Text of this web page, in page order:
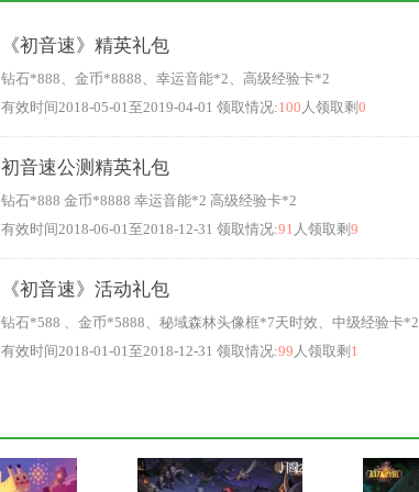
《初音速》精英礼包
钻石*888、金币*8888、幸运音能*2、高级经验卡*2
有效时间2018-05-01至2019-04-01 领取情况:100 人领取剩 0
初音速公测精英礼包
钻石*888 金币*8888 幸运音能*2 高级经验卡*2
有效时间2018-06-01至2018-12-31 领取情况:91 人领取剩 9
《初音速》活动礼包
钻石*588 、金币*5888、秘域森林头像框*7天时效、中级经验卡*2
有效时间2018-01-01至2018-12-31 领取情况:99 人领取剩 1